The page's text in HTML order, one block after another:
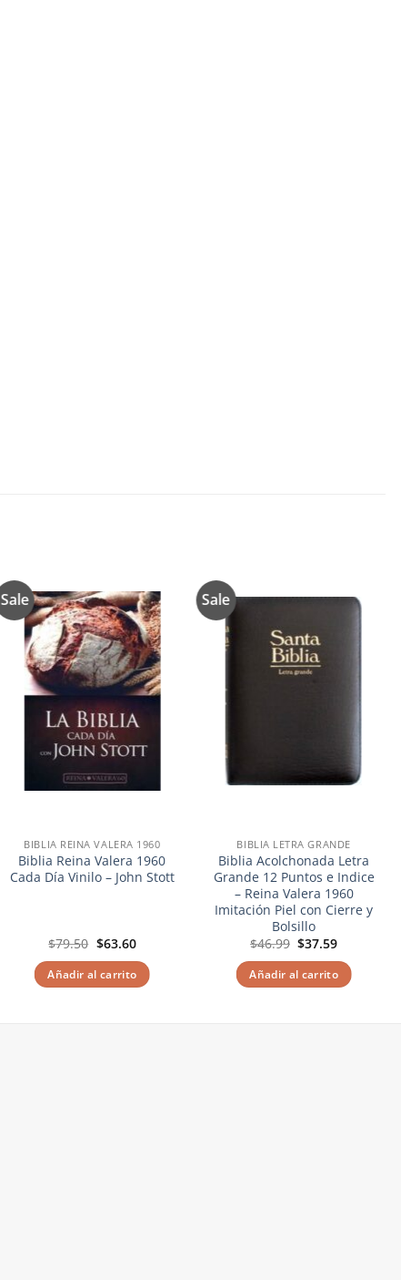
Sale
Añadir
a la
lista de
deseos
BIBLIA REINA VALERA 1960
Biblia Reina Valera 1960
Cada Día Vinilo – John Stott
$79.50 El
original
era:
$79.50.
$63.60El
actual
es:
$63.60.
Añadir al carrito
Sale
Añadir
BIBLIA LETRA GRANDE
Biblia Acolchonada Letra
Grande 12 Puntos e Indice
– Reina Valera 1960
Imitación Piel con Cierre y
Bolsillo
$46.99 El
original
era:
$46.99.
$37.59El
actual
es:
$37.59.
Añadir al carrito